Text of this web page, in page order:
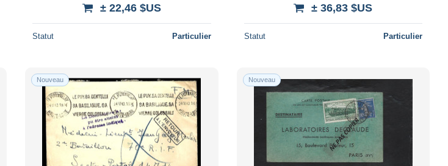
± 22,46 $US
Statut Particulier
± 36,83 $US
Statut Particulier
Nouveau Nouveau